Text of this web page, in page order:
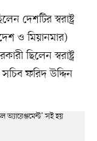
দেশটির স্বরাষ্ট্র
ও মিয়ানমার)
ছিলেন স্বরাষ্ট্র
সচিব ফরিদ উদ্দিন